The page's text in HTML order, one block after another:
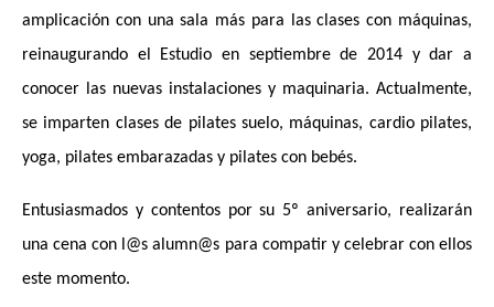
amplicación con una sala más para las clases con máquinas,
reinaugurando el Estudio en septiembre de 2014 y dar a
conocer las nuevas instalaciones y maquinaria. Actualmente,
se imparten clases de pilates suelo, máquinas, cardio pilates,
yoga, pilates embarazadas y pilates con bebés.
Entusiasmados y contentos por su 5º aniversario, realizarán
una cena con l@s alumn@s para compatir y celebrar con ellos
este momento.